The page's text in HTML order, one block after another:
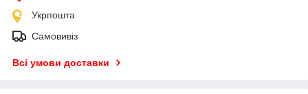
Укрпошта
Самовивіз
Всі умови доставки